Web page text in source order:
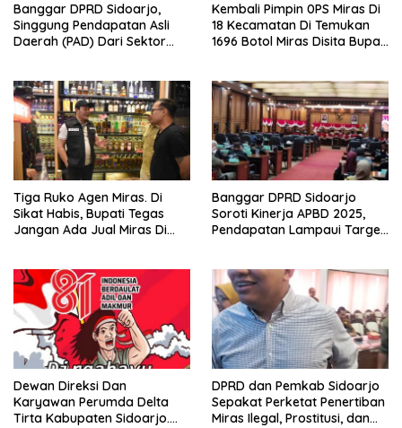
Banggar DPRD Sidoarjo,
Singgung Pendapatan Asli
Daerah (PAD) Dari Sektor
Evaluasi Secara Menyeluruh
Kembali Pimpin 0PS Miras Di
18 Kecamatan Di Temukan
1696 Botol Miras Disita Bupati
Tiga Ruko Agen Miras. Di
Sikat Habis, Bupati Tegas
Jangan Ada Jual Miras Di
Banggar DPRD Sidoarjo
Soroti Kinerja APBD 2025,
Pendapatan Lampaui Target
Dewan Direksi Dan
Karyawan Perumda Delta
Tirta Kabupaten Sidoarjo.
DPRD dan Pemkab Sidoarjo
Sepakat Perketat Penertiban
Miras Ilegal, Prostitusi, dan